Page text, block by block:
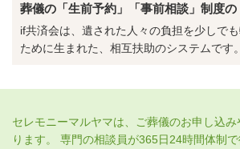
葬儀の「生前予約」「事前相談」制度の
if共済会は、遺された人々の負担を少しで
ために生まれた、相互扶助のシステムです。
セレモニーマルヤマは、ご葬儀のお申し込
ります。
専門の相談員が365日24時間体制